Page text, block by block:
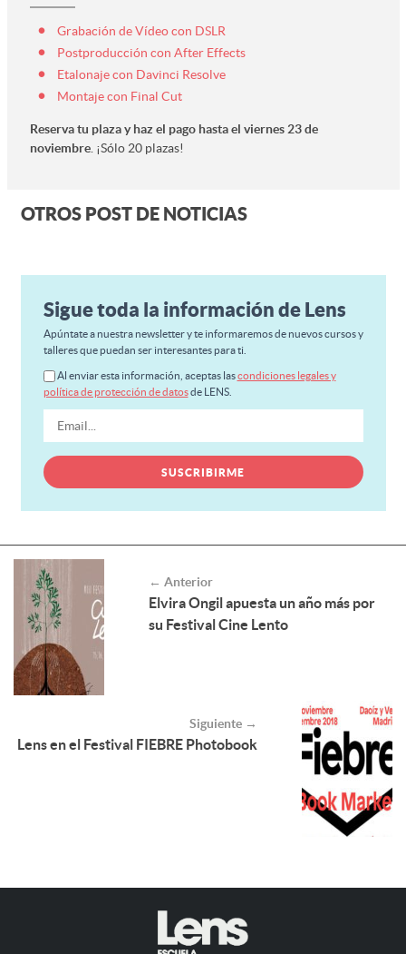
Grabación de Vídeo con DSLR
Postproducción con After Effects
Etalonaje con Davinci Resolve
Montaje con Final Cut
Reserva tu plaza y haz el pago hasta el viernes 23 de
noviembre. ¡Sólo 20 plazas!
OTROS POST DE NOTICIAS
Sigue toda la información de Lens
Apúntate a nuestra newsletter y te informaremos de nuevos cursos y
talleres que puedan ser interesantes para ti.
Al enviar esta información, aceptas lascondiciones legales y
política de protección de datosde LENS.
← Anterior
Elvira Ongil apuesta un año más por
su Festival Cine Lento
Siguiente →
Lens en el Festival FIEBRE Photobook